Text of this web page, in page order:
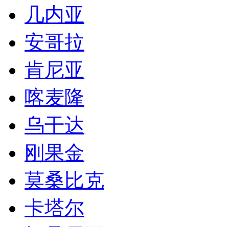
几内亚
安哥拉
肯尼亚
喀麦隆
乌干达
刚果金
莫桑比克
卡塔尔